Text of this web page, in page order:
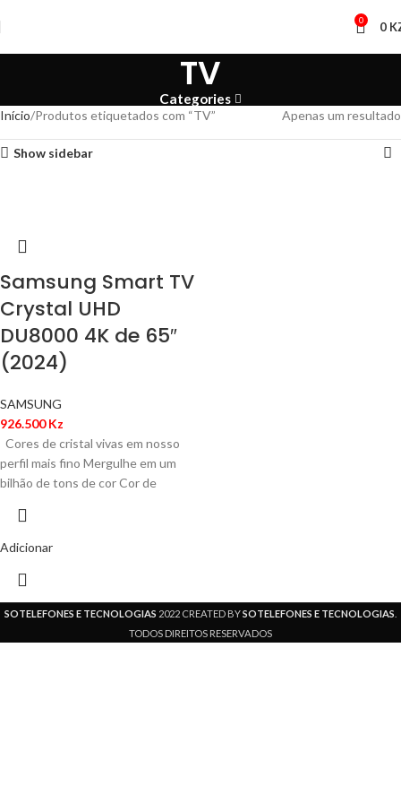
0 0
TV
Categories
Início Produtos etiquetados com “TV” Apenas um resultado
Show sidebar
Samsung Smart TV
Crystal UHD
DU8000 4K de 65″
(2024)
SAMSUNG
926.500Kz
Cores de cristal vivas em nosso
perfil mais fino Mergulhe em um
bilhão de tons de cor Cor de
Adicionar
SOTELEFONES E TECNOLOGIAS 2022 CREATED BYSOTELEFONES E TECNOLOGIAS
TODOS DIREITOS RESERVADOS